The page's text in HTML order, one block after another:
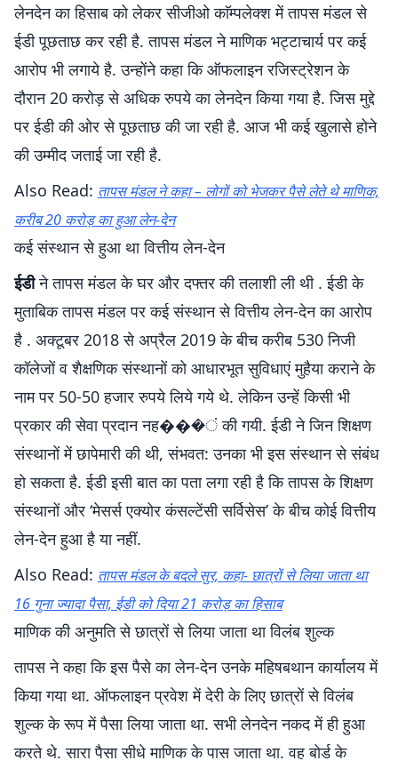
लेनदेन का हिसाब को लेकर सीजीओ काॅम्पलेक्श में तापस मंडल से
ईडी पूछताछ कर रही है. तापस मंडल ने माणिक भट्टाचार्य पर कई
आरोप भी लगाये है. उन्होंने कहा कि ऑफलाइन रजिस्ट्रेशन के
दौरान 20 करोड़ से अधिक रुपये का लेनदेन किया गया है. जिस मुद्दे
पर ईडी की ओर से पूछताछ की जा रही है. आज भी कई खुलासे होने
की उम्मीद जताई जा रही है.
Also Read: तापस मंडल ने कहा – लोगों को भेजकर पैसे लेते थे माणिक,
करीब 20 करोड़ का हुआ लेन-देन
कई संस्थान से हुआ था वित्तीय लेन-देन
ईडीने तापस मंडल के घर और दफ्तर की तलाशी ली थी . ईडी के
मुताबिक तापस मंडल पर कई संस्थान से वित्तीय लेन-देन का आरोप
है . अक्टूबर 2018 से अप्रैल 2019 के बीच करीब 530 निजी
कॉलेजों व शैक्षणिक संस्थानों को आधारभूत सुविधाएं मुहैया कराने के
नाम पर 50-50 हजार रुपये लिये गये थे. लेकिन उन्हें किसी भी
प्रकार की सेवा प्रदान नह���ं की गयी. ईडी ने जिन शिक्षण
संस्थानों में छापेमारी की थी, संभवत: उनका भी इस संस्थान से संबंध
हो सकता है. ईडी इसी बात का पता लगा रही है कि तापस के शिक्षण
संस्थानों और ‘मेसर्स एक्योर कंसल्टेंसी सर्विसेस’ के बीच कोई वित्तीय
लेन-देन हुआ है या नहीं.
Also Read: तापस मंडल के बदले सुर, कहा- छात्रों से लिया जाता था
16 गुना ज्यादा पैसा, ईडी को दिया 21 करोड़ का हिसाब
माणिक की अनुमति से छात्रों से लिया जाता था विलंब शुल्क
तापस ने कहा कि इस पैसे का लेन-देन उनके महिषबथान कार्यालय में
किया गया था. ऑफलाइन प्रवेश में देरी के लिए छात्रों से विलंब
शुल्क के रूप में पैसा लिया जाता था. सभी लेनदेन नकद में ही हुआ
करते थे. सारा पैसा सीधे माणिक के पास जाता था. वह बोर्ड के